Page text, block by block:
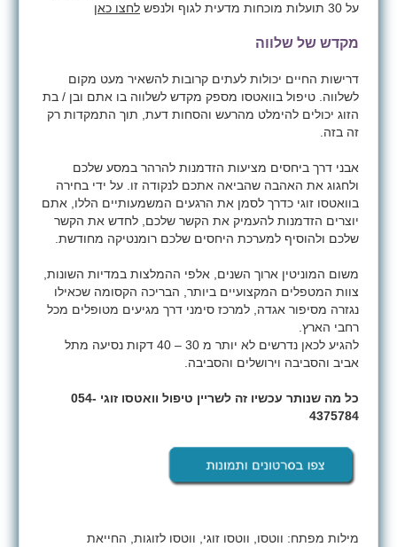
על 30 תועלות מוכחות מדעית לגוף ולנפש
לחצו כאן
מקדש של שלווה
דרישות החיים יכולות לעתים קרובות להשאיר מעט מקום
לשלווה. טיפול בוואטסו מספק מקדש לשלווה בו אתם ובן / בת
הזוג יכולים להימלט מהרעש והסחות דעת, תוך התמקדות רק
זה בזה.
אבני דרך ביחסים מציעות הזדמנות להרהר במסע שלכם
ולחגוג את האהבה שהביאה אתכם לנקודה זו. על ידי בחירה
בוואטסו זוגי כדרך לסמן את הרגעים המשמעותיים הללו, אתם
יוצרים הזדמנות להעמיק את הקשר שלכם, לחדש את הקשר
שלכם ולהוסיף למערכת היחסים שלכם רומנטיקה מחודשת.
משום המוניטין ארוך השנים, אלפי ההמלצות במדיות השונות,
צוות המטפלים המקצועיים ביותר, הבריכה הקסומה שכאילו
נגזרה מסיפור אגדה, למרכז סימני דרך מגיעים מטופלים מכל
רחבי הארץ.
להגיע לכאן נדרשים לא יותר מ 30 – 40 דקות נסיעה מתל
אביב והסביבה וירושלים והסביבה.
כל מה שנותר עכשיו זה לשריין טיפול וואטסו זוגי 054-
4375784
מילות מפתח: ווטסו, ווטסו זוגי, ווטסו לזוגות, החייאת